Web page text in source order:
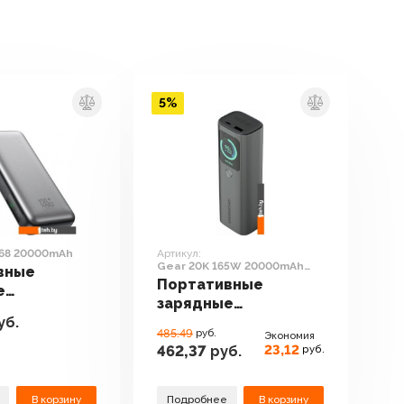
20000mAh
В корзину
Артикул:
Gear 20K 165W 20000mAh
PBN007
Портативные
зарядные
Gear 20K 165W
20000mAh PBN007
485.49 руб.
462,37 руб.
Экономия
23,12 руб.
Подробнее В корзину
5%